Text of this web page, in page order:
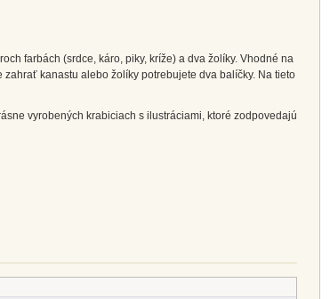
farbách (srdce, káro, piky, kríže) a dva žolíky. Vhodné na
kanastu alebo žolíky potrebujete dva balíčky. Na tieto
vyrobených krabiciach s ilustráciami, ktoré zodpovedajú